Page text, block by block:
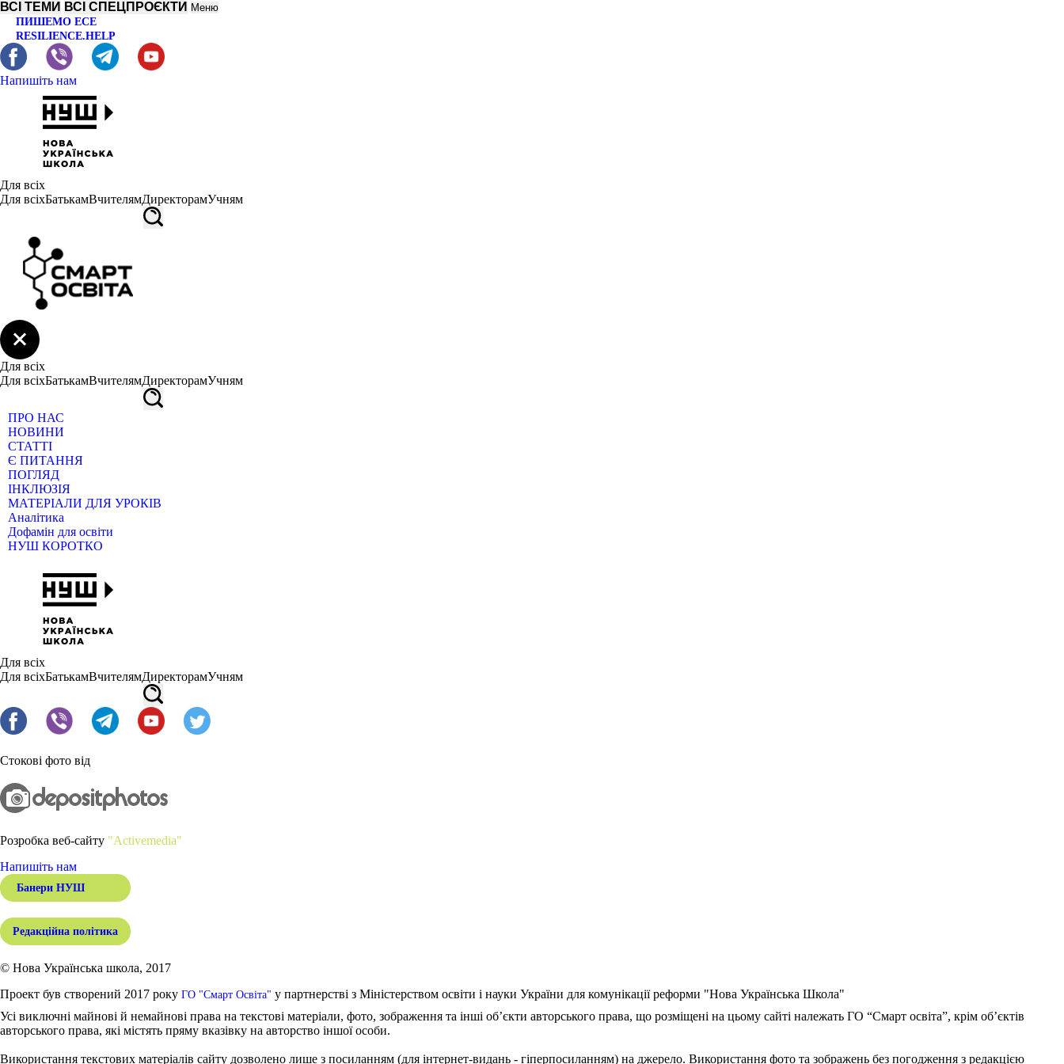
ВСІ ТЕМИ ВСІ СПЕЦПРОЄКТИ Меню
ПИШЕМО ЕСЕ
RESILIENCE.HELP
Напишіть нам
Для всіх
Для всіхБатькамВчителямДиректорамУчням
Для всіх
Для всіхБатькамВчителямДиректорамУчням
ПРО НАС
НОВИНИ
СТАТТІ
Є ПИТАННЯ
ПОГЛЯД
ІНКЛЮЗІЯ
МАТЕРІАЛИ ДЛЯ УРОКІВ
Аналітика
Дофамін для освіти
НУШ КОРОТКО
Для всіх
Для всіхБатькамВчителямДиректорамУчням
Стокові фото від
Розробка веб-сайту "Activemedia"
Напишіть нам
Банери НУШ
Редакційна політика
© Нова Українська школа, 2017
Проект був створений 2017 року ГО "Смарт Освіта" у партнерстві з Міністерством освіти і науки України для комунікації реформи "Нова Українська Школа"
Усі виключні майнові й немайнові права на текстові матеріали, фото, зображення та інші об’єкти авторського права, що розміщені на цьому сайті належать ГО “Смарт освіта”, крім об’єктів
авторського права, які містять пряму вказівку на авторство іншої особи.
Використання текстових матеріалів сайту дозволено лише з посиланням (для інтернет-видань - гіперпосиланням) на джерело. Використання фото та зображень без погодження з редакцією